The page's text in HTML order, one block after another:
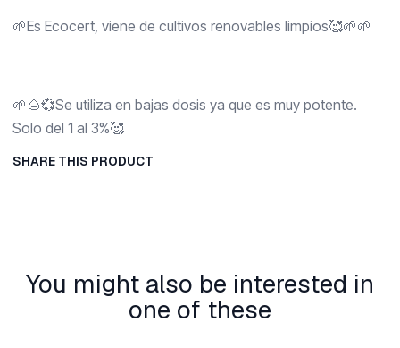
🌱Es Ecocert, viene de cultivos renovables limpios🥰🌱🌱
🌱🌰💞Se utiliza en bajas dosis ya que es muy potente.
Solo del 1 al 3%🥰
SHARE THIS PRODUCT
You might also be interested in
one of these